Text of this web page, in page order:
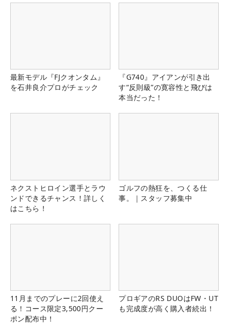
最新モデル『FJクオンタム』
を石井良介プロがチェック
『G740』アイアンが引き出
す“反則級”の寛容性と飛びは
本当だった！
ネクストヒロイン選手とラウ
ンドできるチャンス！詳しく
はこちら！
ゴルフの熱狂を、つくる仕
事。｜スタッフ募集中
11月までのプレーに2回使え
る！コース限定3,500円クー
ポン配布中！
プロギアのRS DUOはFW・UT
も完成度が高く購入者続出！